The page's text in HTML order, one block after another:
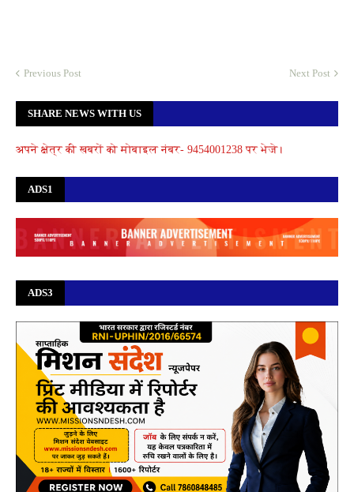
Previous Post Next Post
SHARE NEWS WITH US
अपने क्षेत्र की खबरों को मोबाइल नंबर- 9454001238 पर भेजे।
ADS1
ADS3